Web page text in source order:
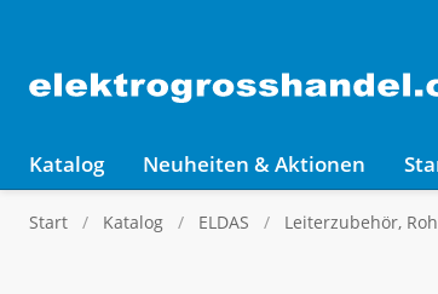
Katalog Neuheiten & Aktionen
Start Katalog ELDAS Leiterzubehör,